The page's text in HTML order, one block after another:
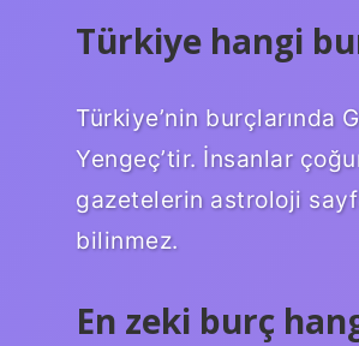
Türkiye hangi
Türkiye’nin burçlarında
Yengeç’tir. İnsanlar
gazetelerin astroloji
bilinmez.
En zeki burç